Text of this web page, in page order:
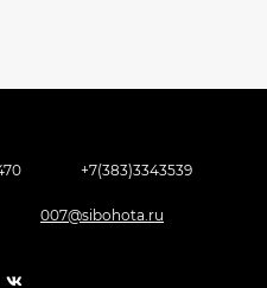
+7(383)3343539
007@sibohota.ru